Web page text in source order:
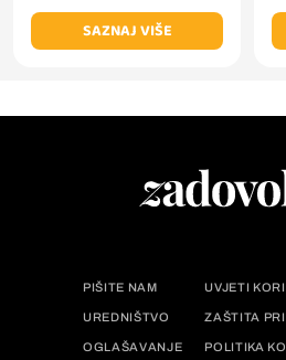
SAZNAJ VIŠE
PIŠITE NAM UVJETI
UREDNIŠTVO ZAŠTITA
OGLAŠAVANJE POLITIKA